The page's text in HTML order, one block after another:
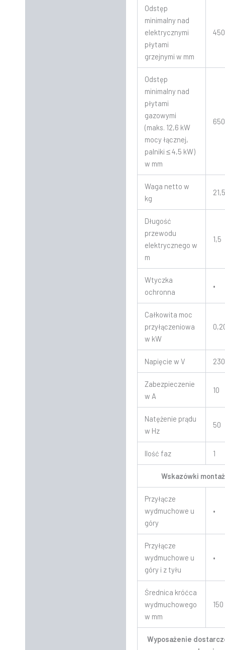
Odstęp
minimalny nad
elektrycznymi
płytami
grzejnymi w mm
450
Odstęp
minimalny nad
płytami
gazowymi
(maks. 12,6 kW
mocy łącznej,
palniki ≤ 4,5 kW)
w mm
650
Waga netto w
kg
Długość
przewodu
elektrycznego w
m
1,5
Wtyczka
ochronna
•
Całkowita moc
przyłączeniowa
w kW
Napięcie w V 230
Zabezpieczenie
w A
10
Natężenie prądu
w Hz
50
Ilość faz 1
Wskazówki
Przyłącze
wydmuchowe u
góry
•
Przyłącze
wydmuchowe u
góry i z tyłu
•
Średnica króćca
wydmuchowego
w mm
150
Wyposażenie